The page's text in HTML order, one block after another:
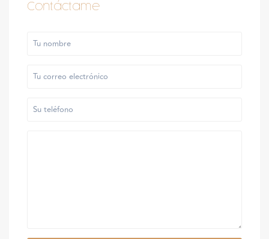
Contáctame